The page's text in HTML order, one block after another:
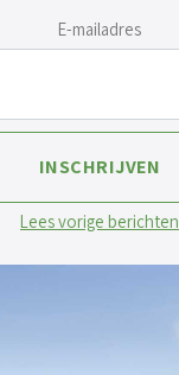
E-mailadres
Lees vorige berichten